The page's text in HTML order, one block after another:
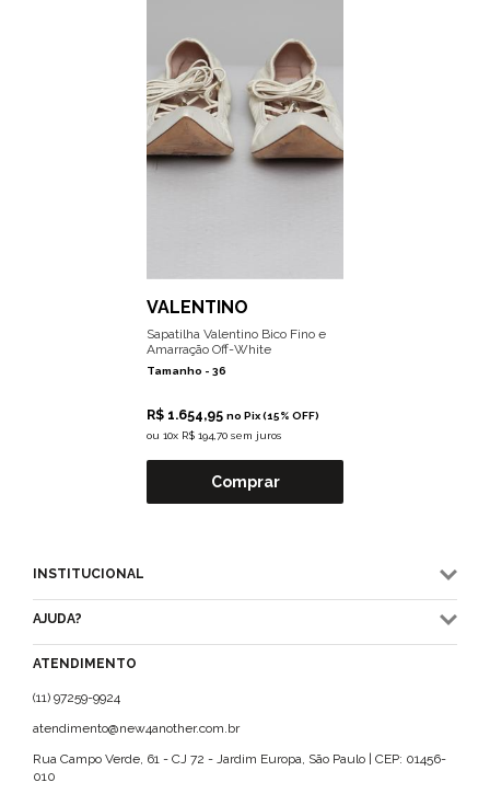
VALENTINO
Sapatilha Valentino Bico Fino e
Amarração Off-White
Tamanho - 36
R$ 1.654,95 no Pix (15% OFF)
ou 10x R$ 194,70 sem juros
Comprar
INSTITUCIONAL
AJUDA?
ATENDIMENTO
(11) 97259-9924
atendimento@new4another.com.br
Rua Campo Verde, 61 - CJ 72 - Jardim Europa, São Paulo | CEP: 01456-
010